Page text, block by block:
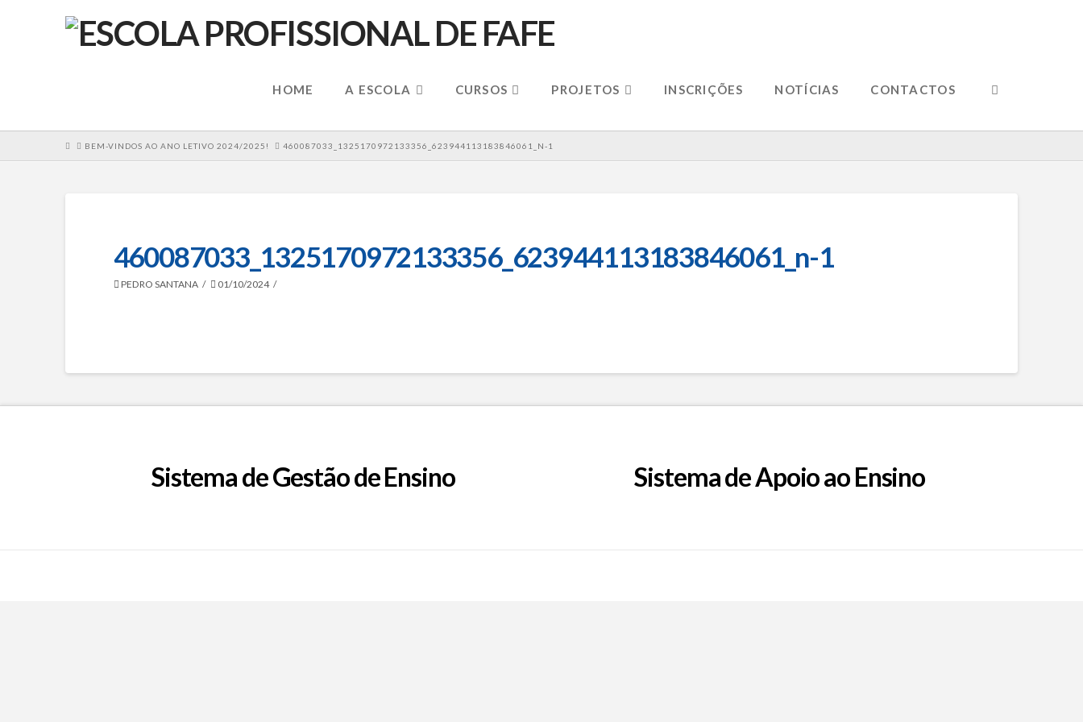
HOME A ESCOLA CURSOS PROJETOS INSCRIÇÕES NOTÍCIAS CONTACTOS
HOMEBEM-VINDOS AO ANO LETIVO 2024/2025! 460087033_1325170972133356_623944113183846061_N-1
460087033_1325170972133356_623944113183846061_n-1
PEDRO SANTANA 01/10/2024
Sistema de Gestão de Ensino Sistema de Apoio ao Ensino